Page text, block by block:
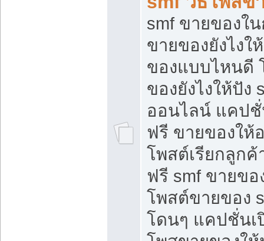
smf ขายของใ
ขายของยังไง
ของแบบไหนดี
ของยังไงให้ปั
ออนไลน์ แคป
ฟรี ขายของให้
โพสต์เรียกลูกค้
ฟรี smf ขายขอ
โพสต์ขายของ
โดนๆ แคปชั่นเ